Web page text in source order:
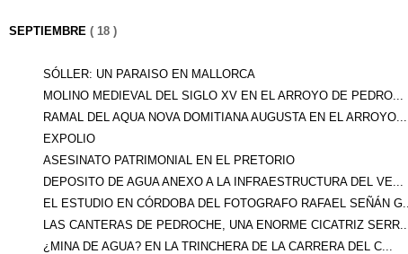
SEPTIEMBRE ( 18 )
SÓLLER: UN PARAISO EN MALLORCA
MOLINO MEDIEVAL DEL SIGLO XV EN EL ARROYO DE PEDRO...
RAMAL DEL AQUA NOVA DOMITIANA AUGUSTA EN EL ARROYO...
EXPOLIO
ASESINATO PATRIMONIAL EN EL PRETORIO
DEPOSITO DE AGUA ANEXO A LA INFRAESTRUCTURA DEL VE...
EL ESTUDIO EN CÓRDOBA DEL FOTOGRAFO RAFAEL SEÑÁN G...
LAS CANTERAS DE PEDROCHE, UNA ENORME CICATRIZ SERR...
¿MINA DE AGUA? EN LA TRINCHERA DE LA CARRERA DEL C...